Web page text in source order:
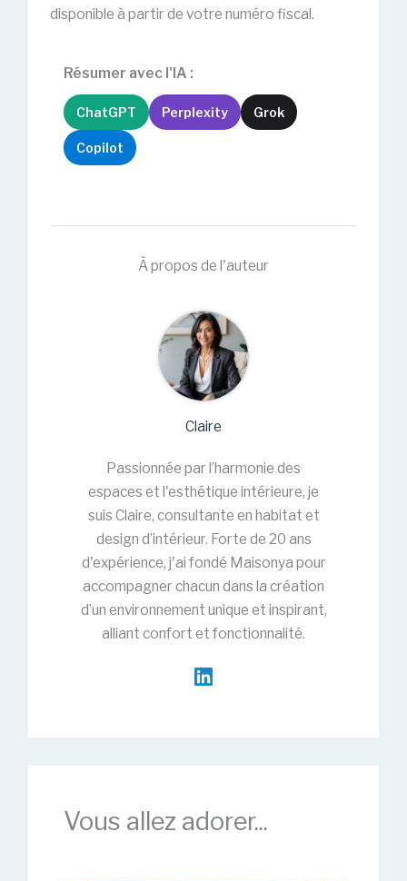
disponible à partir de votre numéro fiscal.
Résumer avec l'IA :
ChatGPT Perplexity Grok
Copilot
À propos de l'auteur
Claire
Passionnée par l’harmonie des
espaces et l'esthétique intérieure, je
suis Claire, consultante en habitat et
design d’intérieur. Forte de 20 ans
d'expérience, j'ai fondé Maisonya pour
accompagner chacun dans la création
d’un environnement unique et inspirant,
alliant confort et fonctionnalité.
Vous allez adorer...